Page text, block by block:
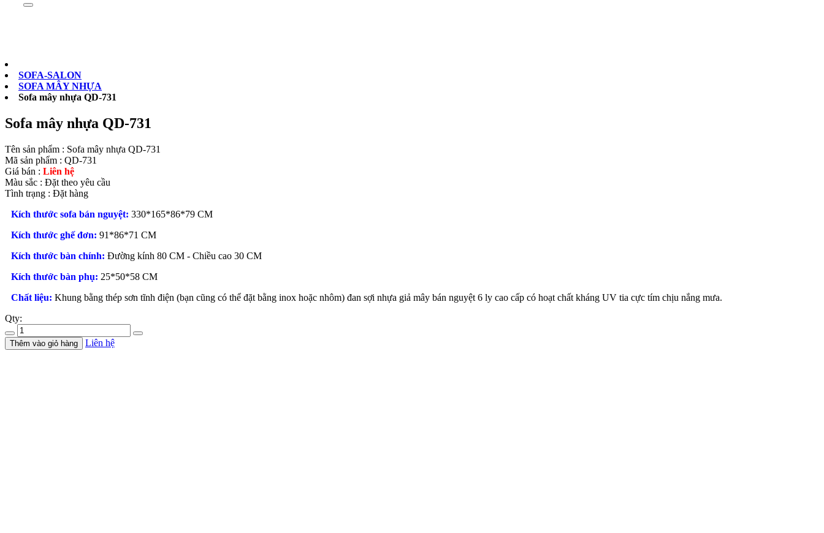
SOFA-SALON
SOFA MÂY NHỰA
Sofa mây nhựa QD-731
Sofa mây nhựa QD-731
Tên sản phẩm : Sofa mây nhựa QD-731
Mã sản phẩm : QD-731
Giá bán : Liên hệ
Màu sắc : Đặt theo yêu cầu
Tình trạng : Đặt hàng
Kích thước sofa bán nguyệt: 330*165*86*79 CM
Kích thước ghế đơn: 91*86*71 CM
Kích thước bàn chính: Đường kính 80 CM - Chiều cao 30 CM
Kích thước bàn phụ: 25*50*58 CM
Chất liệu: Khung bằng thép sơn tĩnh điện (bạn cũng có thể đặt bằng inox hoặc nhôm) đan sợi nhựa giả mây bán nguyệt 6 ly cao cấp có hoạt chất kháng UV tia cực tím chịu nắng mưa.
Qty:
Thêm vào giỏ hàng Liên hệ